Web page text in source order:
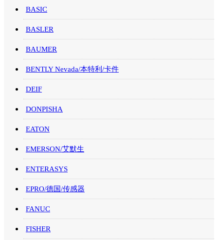
BASIC
BASLER
BAUMER
BENTLY Nevada/本特利/卡件
DEIF
DONPISHA
EATON
EMERSON/艾默生
ENTERASYS
EPRO/德国/传感器
FANUC
FISHER